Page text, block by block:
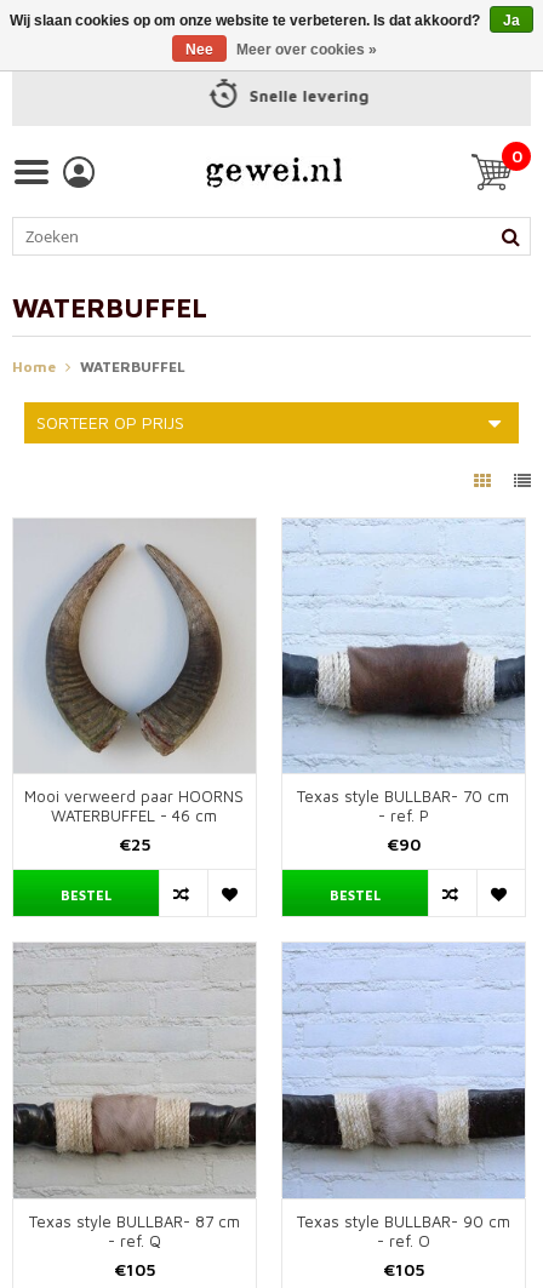
Snelle levering
0
WATERBUFFEL
Home WATERBUFFEL
SORTEER OP PRIJS
Mooi verweerd paar HOORNS
WATERBUFFEL - 46 cm
€25
BESTEL
Texas style BULLBAR- 70 cm
- ref. P
€90
BESTEL
Texas style BULLBAR- 87 cm
- ref. Q
€105
Texas style BULLBAR- 90 cm
- ref. O
€105
Wij slaan cookies op om onze website te verbeteren. Is dat akkoord?
Ja
Nee
Meer over cookies »